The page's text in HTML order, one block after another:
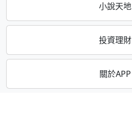
小說天地
投資理財
關於APP